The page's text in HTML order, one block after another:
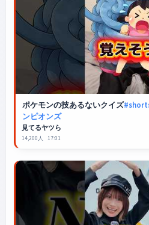
ポケモンの技あるないクイズ
ンピオンズ
見てるヤツら
14,200人 17:01